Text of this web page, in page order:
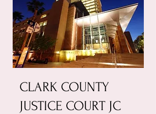
CLARK COUNTY
JUSTICE COURT JC